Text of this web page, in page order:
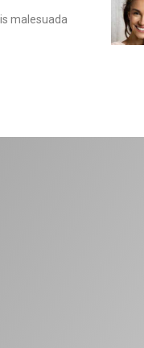
malesuada